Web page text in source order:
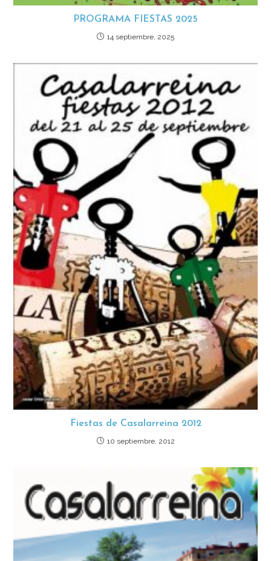
PROGRAMA FIESTAS 2025
14 septiembre, 2025
Fiestas de Casalarreina 2012
10 septiembre, 2012